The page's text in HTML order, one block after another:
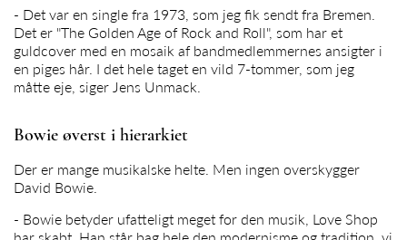
- Det var en single fra 1973, som jeg fik sendt fra Bremen.
Det er "The Golden Age of Rock and Roll", som har et
guldcover med en mosaik af bandmedlemmernes ansigter i
en piges hår. I det hele taget en vild 7-tommer, som jeg
måtte eje, siger Jens Unmack
Bowie øverst i hierarkiet
Der er mange musikalske helte. Men ingen overskygger
David Bowie.
- Bowie betyder ufatteligt meget for den musik, Love Shop